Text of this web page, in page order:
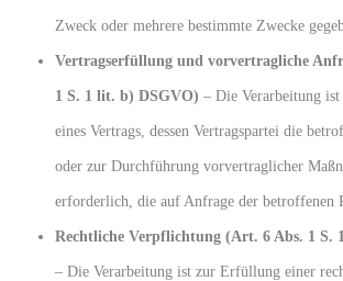
Zweck oder mehrere bestimmte Zwecke
Vertragserfüllung und vorvertragliche
1 S. 1 lit. b) DSGVO) – Die Verarbeitung
eines Vertrags, dessen Vertragspartei die
oder zur Durchführung vorvertraglicher
erforderlich, die auf Anfrage der betroffenen
Rechtliche Verpflichtung (Art. 6 Abs. 1 S.
– Die Verarbeitung ist zur Erfüllung einer